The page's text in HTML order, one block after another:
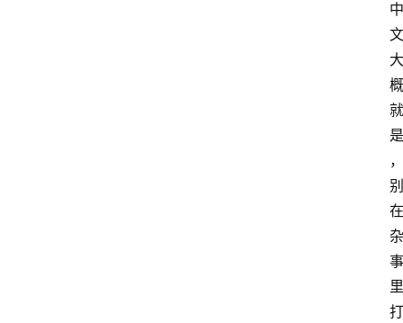
中
文
大
概
就
是
，
别
在
杂
事
里
打